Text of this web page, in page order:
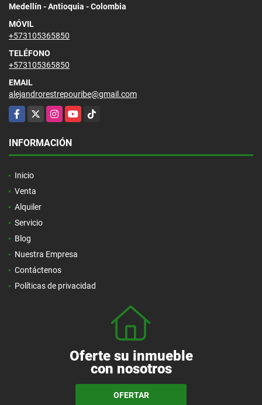
Medellín - Antioquia - Colombia
MÓVIL
+573105365850
TELÉFONO
+573105365850
EMAIL
alejandrorestrepouribe@gmail.com
Facebook
X InstagramYouTubeTikTok
INFORMACIÓN
Inicio
Venta
Alquiler
Servicio
Blog
Nuestra Empresa
Contáctenos
Políticas de privacidad
Oferte su inmueble
con nosotros
OFERTAR